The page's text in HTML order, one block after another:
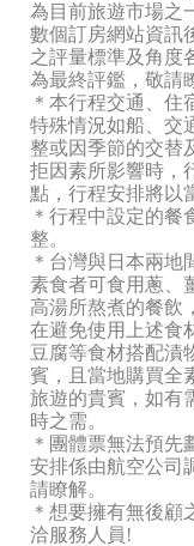
為目前旅遊市場之
數個訂房網站資訊
之評量標準及角度
為最終評鑑，敬請
＊本行程交通、住
特殊情況如船、交
整或因季節的交替
拒因素所影響時，
點，行程安排將以
＊行程中設定的餐
整。
＊台灣與日本兩地
素食者可食用蔥、
高湯所熬煮的餐飲
在避免使用上述食
豆腐等食材搭配漬
賓，且當地購買全
旅遊的貴賓，如有
時之需。
＊團體票無法預先
安排係由航空公司
請瞭解。
＊想要擁有無後顧
洽服務人員!